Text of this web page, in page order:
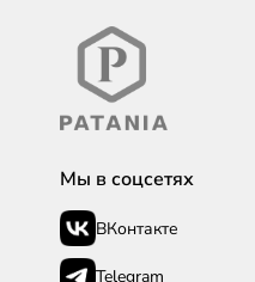
Мы в соцсетях
ВКонтакте
Telegram